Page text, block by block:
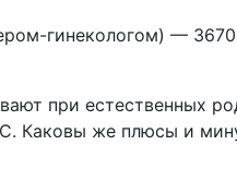
гинекологом) —
при естественных
Каковы же плюсы и